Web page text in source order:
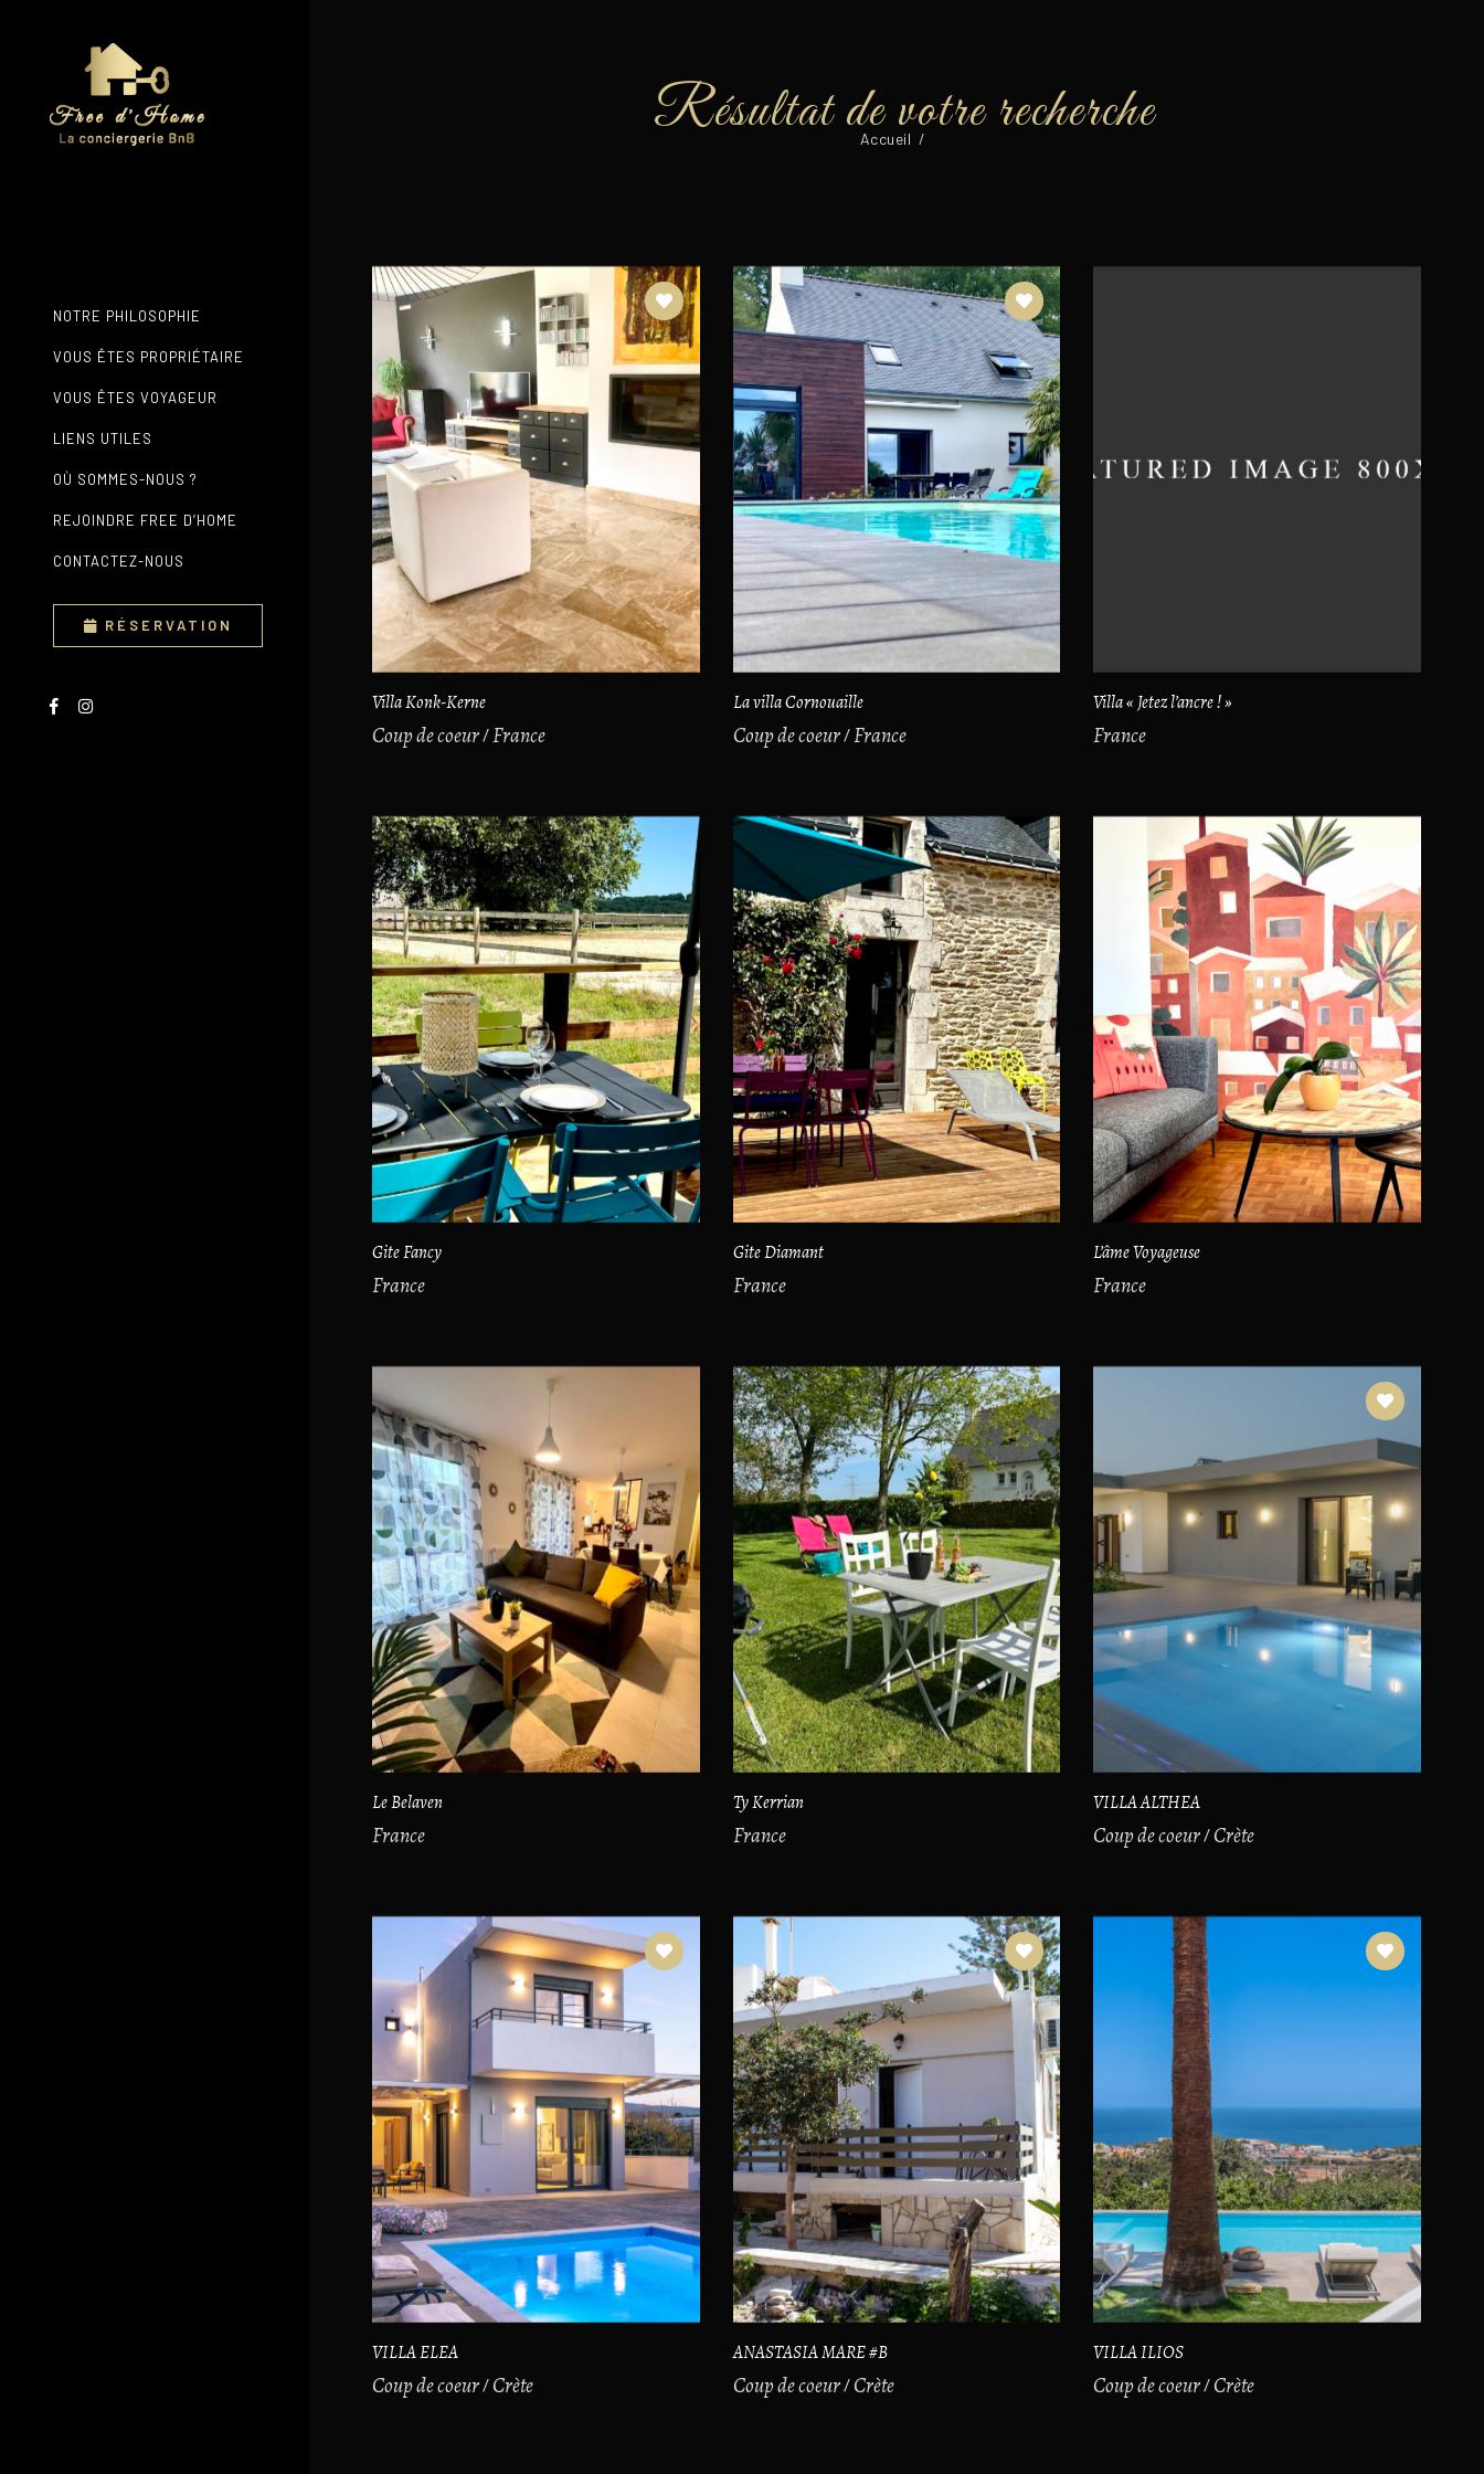
NOTRE PHILOSOPHIE
VOUS ÊTES PROPRIÉTAIRE
VOUS ÊTES VOYAGEUR
LIENS UTILES
OÙ SOMMES-NOUS ?
REJOINDRE FREE D’HOME
CONTACTEZ-NOUS
RÉSERVATION
Accueil /
Villa Konk-Kerne
Coup de coeur France
La villa Cornouaille
Coup de coeur France
Villa « Jetez l’ancre ! »
France
Gite Fancy
France
Gite Diamant
France
L’âme Voyageuse
France
Le Belaven
France
Ty Kerrian
France
VILLA ALTHEA
Coup de coeur Crète
VILLA ELEA
Coup de coeur Crète
ANASTASIA MARE #B
Coup de coeur Crète
VILLA ILIOS
Coup de coeur Crète